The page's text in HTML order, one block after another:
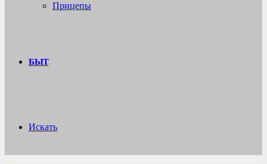
Прицепы
БЫТ
Искать